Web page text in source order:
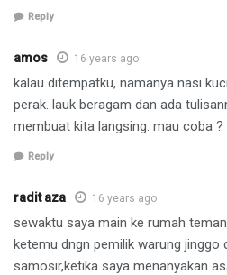
Reply
amos 16 years ago
kalau ditempatku, namanya nasi
perak. lauk beragam dan ada
membuat kita langsing. mau coba ?
Reply
radit aza 16 years ago
sewaktu saya main ke rumah
ketemu dngn pemilik warung jinggo
samosir,ketika saya menanyakan